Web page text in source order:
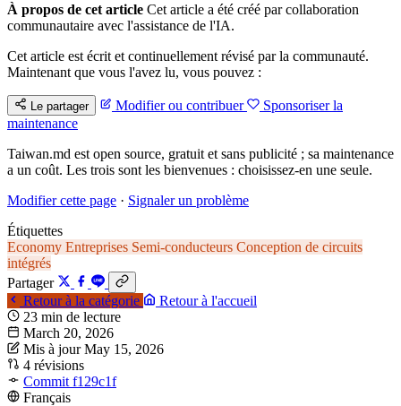
À propos de cet article Cet article a été créé par collaboration
communautaire avec l'assistance de l'IA.
Cet article est écrit et continuellement révisé par la communauté.
Maintenant que vous l'avez lu, vous pouvez :
Le partager Modifier ou contribuer
Sponsoriser la
maintenance
Taiwan.md est open source, gratuit et sans publicité ; sa maintenance
a un coût. Les trois sont les bienvenues : choisissez-en une seule.
Modifier cette page · Signaler un problème
Étiquettes
Economy Entreprises Semi-conducteurs Conception de circuits
intégrés
Partager
Retour à la catégorie
Retour à l'accueil
23 min de lecture
March 20, 2026
Mis à jour May 15, 2026
4 révisions
Commit f129c1f
Français